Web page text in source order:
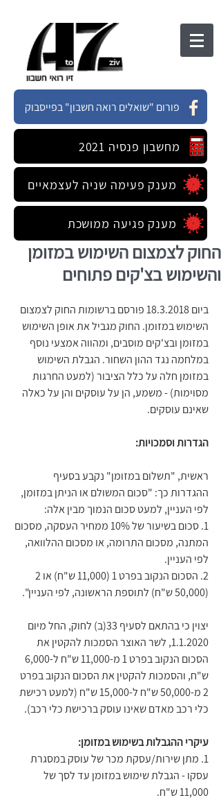
פורום "שואלים רואה חשבון" בפייסבוק
מחשבון פנסיה 2021
מענק פעימה שניה לעצמאיים
מענק פגיעה ממושכת
החוק לצמצום השימוש במזומן
והשימוש בצ'קים פתוחים
ביום 18.3.2018 פורסם ברשומות החוק לצמצום
השימוש במזומן. החוק מגביל את אופן השימוש
במזומן ובצ'קים מוסבים, ומהווה אמצעי נוסף
במלחמה נגד ההון השחור. הגבלת השימוש
במזומן חלה על כלל הציבור (למעט החרגות
מסוימות) - משמע, הן על עוסקים והן על כאלה
שאינם עוסקים.
הגדרות וסמכויות:
ראשית, "תשלום במזומן" נקבע בסעיף
ההגדרות כך: "סכום המשולם או הניתן במזומן,
לפי העניין, למעט סכום הנמוך מבין אלה:
1. סכום בשיעור של 10% ממחיר העסקה, מסכום
המתנה, מסכום התרומה, או מסכום ההלוואה,
לפי העניין.
(50,000 ש"ח) לתוספת הראשונה, לפי העניין".
יצוין כי בהתאם לסעיף 33(ב) לחוק, החל מיום
1.1.2020, לשר האוצר הסמכות להקטין את
ש"ח, והסמכות להקטין את הסכום הנקוב בפרט
2 מ-50,000 ש"ח ל-15,000 ש"ח (למעט רכישת
כלי רכב מאדם שאינו עוסק ברכישת כלי רכב).
עיקרי ההגבלות בשימוש במזומן:
1. מתן שירות/עסקת מכר של עוסק במסגרת
עסקו - הגבלת שימוש במזומן עד לסך של
11,000 ש"ח.